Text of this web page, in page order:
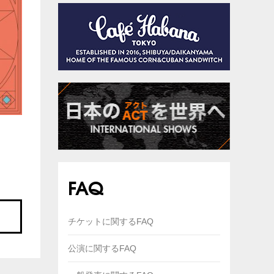
FAQ
チケットに関するFAQ
公演に関するFAQ